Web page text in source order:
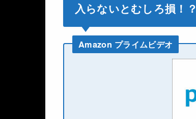
入らないとむしろ損！？
Amazon プライムビデオ